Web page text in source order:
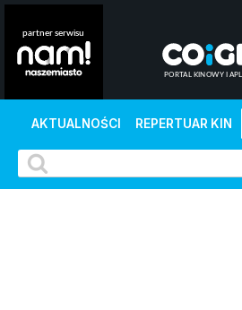
AKTUALNOŚCI REPERTUAR KIN